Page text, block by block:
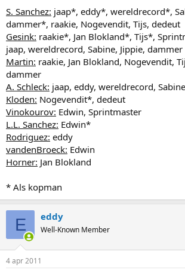
S. Sanchez: jaap*, eddy*, wereldrecord*,
dammer*, raakie, Nogevendit, Tijs, dedeut
Gesink: raakie*, Jan Blokland*, Tijs*,
jaap, wereldrecord, Sabine, Jippie, dammer
Martin: raakie, Jan Blokland, Nogevendit,
dammer
A. Schleck: jaap, eddy, wereldrecord,
Kloden: Nogevendit*, dedeut
Vinokourov: Edwin, Sprintmaster
L.L. Sanchez: Edwin*
Rodriguez: eddy
vandenBroeck: Edwin
Horner: Jan Blokland
* Als kopman
E eddy
Well-Known Member
4 apr 2011